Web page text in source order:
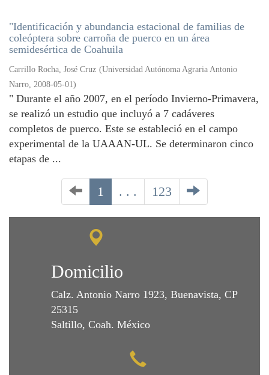
"Identificación y abundancia estacional de familias de
coleóptera sobre carroña de puerco en un área
semidesértica de Coahuila
Carrillo Rocha, José Cruz (Universidad Autónoma Agraria Antonio
Narro, 2008-05-01)
" Durante el año 2007, en el período Invierno-Primavera,
se realizó un estudio que incluyó a 7 cadáveres
completos de puerco. Este se estableció en el campo
experimental de la UAAAN-UL. Se determinaron cinco
etapas de ...
1 . . . 123
Domicilio
Calz. Antonio Narro 1923, Buenavista, CP
25315
Saltillo, Coah. México